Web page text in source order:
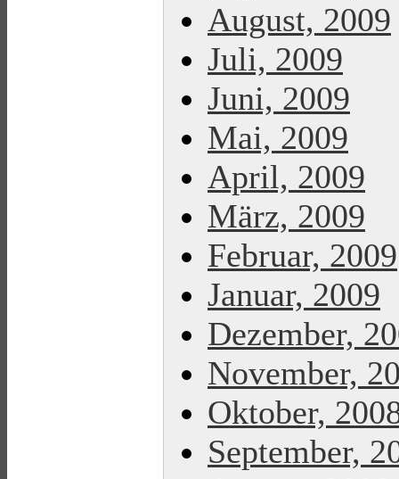
August, 2009
Juli, 2009
Juni, 2009
Mai, 2009
April, 2009
März, 2009
Februar, 2009
Januar, 2009
Dezember,
November,
Oktober,
September,